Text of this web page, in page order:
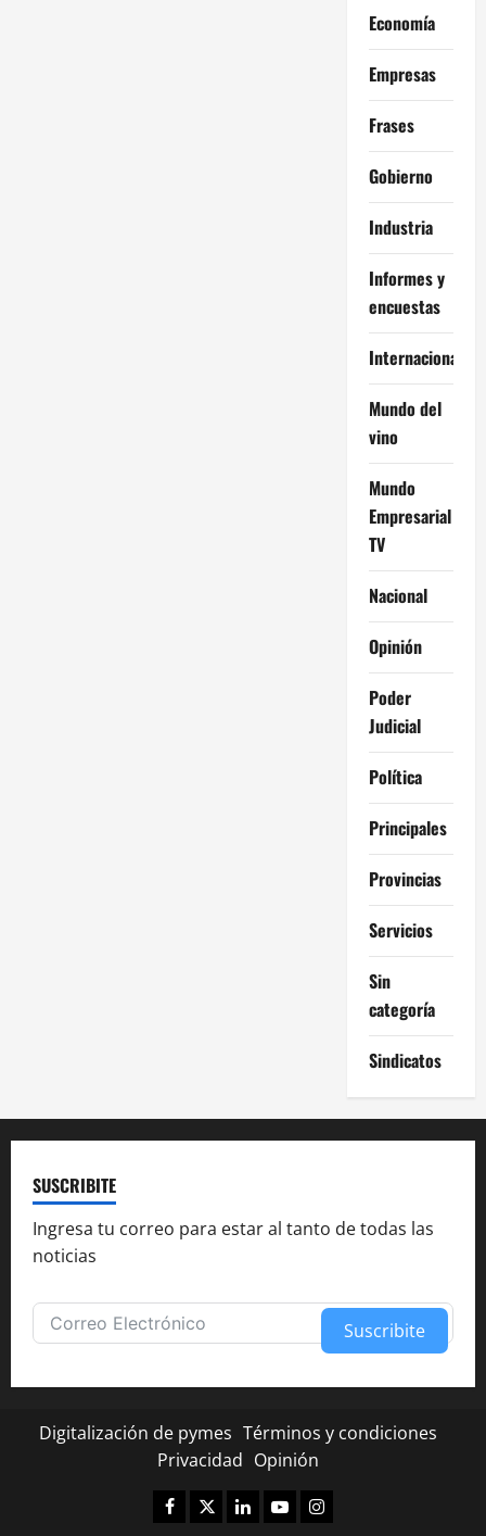
Economía
Empresas
Frases
Gobierno
Industria
Informes y
encuestas
Internacional
Mundo del
vino
Mundo
Empresarial
TV
Nacional
Opinión
Poder
Judicial
Política
Principales
Provincias
Servicios
Sin
categoría
Sindicatos
SUSCRIBITE
Ingresa tu correo para estar al tanto de todas las
noticias
Suscribite
Digitalización de pymes Términos y condiciones
Privacidad Opinión
Facebook
TwitterLinkedinYoutubeInstagram